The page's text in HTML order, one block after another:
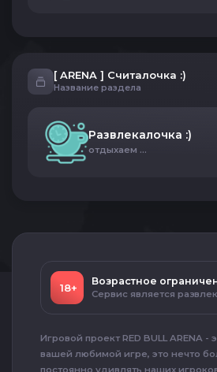
[ ARENA ] Считалочка :)
Название раздела
Развлекалочка :)
отдыхаем ...
18+
Возрастное
Сервис является
Игровой проект RED BULL ARENA
вашей любимой игре, это нечто
постоянно удивлять наших